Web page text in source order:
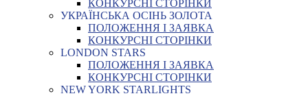
КОНКУРСНІ СТОРІНКИ
УКРАЇНСЬКА ОСІНЬ ЗОЛОТА
ПОЛОЖЕННЯ І ЗАЯВКА
КОНКУРСНІ СТОРІНКИ
LONDON STARS
ПОЛОЖЕННЯ І ЗАЯВКА
КОНКУРСНІ СТОРІНКИ
NEW YORK STARLIGHTS